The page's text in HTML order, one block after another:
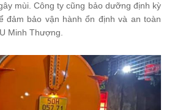
mùi. Công ty cũng bảo dưỡng định kỳ
đảm bảo vận hành ổn định và an toàn
Minh Thượng.